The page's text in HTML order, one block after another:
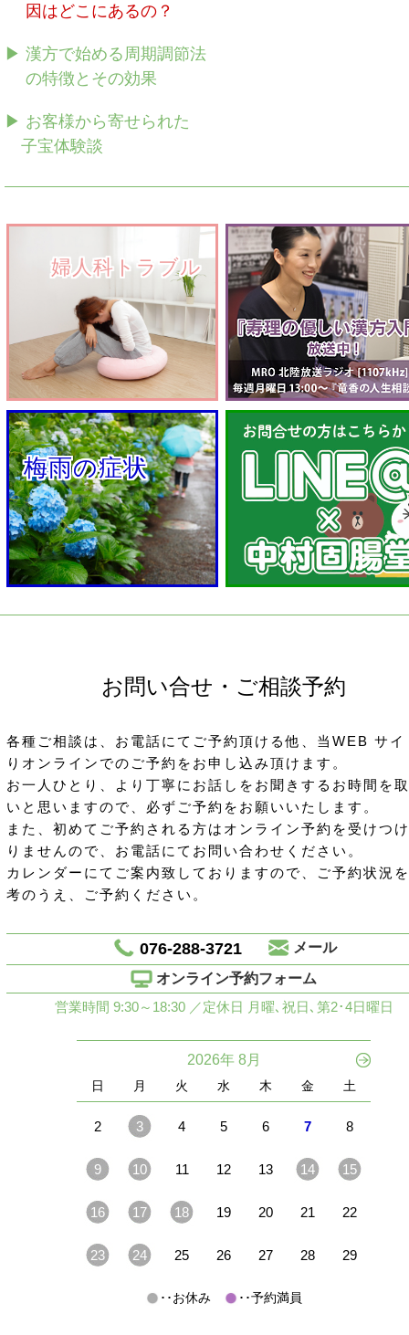
因はどこにあるの？
▶ 漢方で始める周期調節法
の特徴とその効果
▶ お客様から寄せられた
子宝体験談
婦人科トラブル
  梅雨の症状
お問い合せ・ご相談予約
各種ご相談は、お電話にてご予約頂ける他、当WEB サイ
りオンラインでのご予約をお申し込み頂けます。
お一人ひとり、より丁寧にお話しをお聞きするお時間を
いと思いますので、必ずご予約をお願いいたします。
また、初めてご予約される方はオンライン予約を受けつ
りませんので、お電話にてお問い合わせください。
カレンダーにてご案内致しておりますので、ご予約状況
考のうえ、ご予約ください。
076-288-3721
メール
オンライン予約フォーム
営業時間 9:30～18:30 ／定休日 月曜､祝日､第2･4日曜日
2026年 8月
日 月 火 水 木 金 土
2 3 4 5 6 7 8
9 10 11 12 13 14 15
16 17 18 19 20 21 22
23 24 25 26 27 28 29
･･お休み ･･予約満員